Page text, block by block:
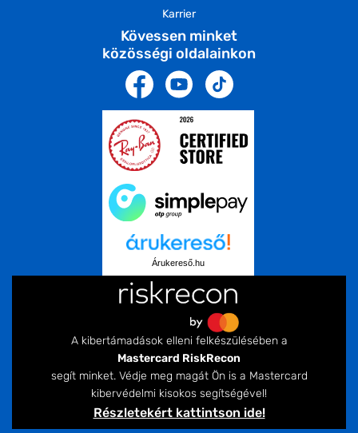
Karrier
Kövessen minket
közösségi oldalainkon
Árukereső.hu
A kibertámadások elleni felkészülésében a
Mastercard RiskRecon
segít minket. Védje meg magát Ön is a Mastercard
kibervédelmi kisokos segítségével!
Részletekért kattintson ide!